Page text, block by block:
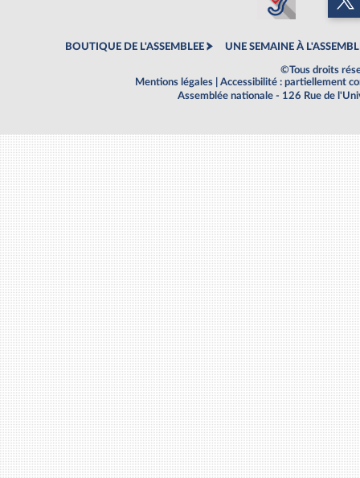
BOUTIQUE DE L'ASSEMBLEE UNE SEMAINE À
©Tous droits
Mentions légales
Accessibilité : partiellement
Assemblée nationale - 126 Rue de